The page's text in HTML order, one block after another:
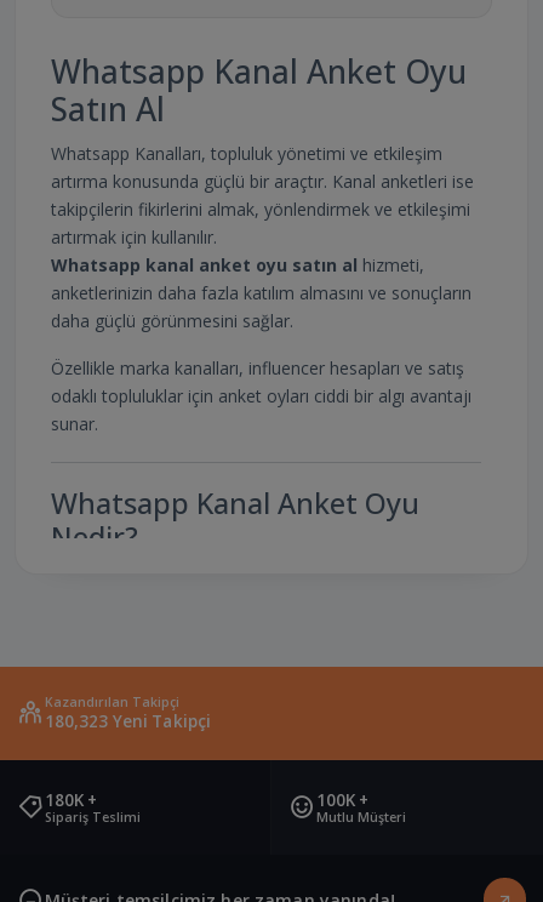
Whatsapp Kanal Anket Oyu
Satın Al
Whatsapp Kanalları, topluluk yönetimi ve etkileşim
artırma konusunda güçlü bir araçtır. Kanal anketleri ise
takipçilerin fikirlerini almak, yönlendirmek ve etkileşimi
artırmak için kullanılır.
Whatsapp kanal anket oyu satın al hizmeti,
anketlerinizin daha fazla katılım almasını ve sonuçların
daha güçlü görünmesini sağlar.
Özellikle marka kanalları, influencer hesapları ve satış
odaklı topluluklar için anket oyları ciddi bir algı avantajı
sunar.
Whatsapp Kanal Anket Oyu
Nedir?
Takipçilerin katılım isteğini artırır
Markanın veya kanalın otoritesini yükseltir
Kazandırılan Takipçi
180,323 Yeni Takipçi
180K +
Sipariş Teslimi
100K +
Mutlu Müşteri